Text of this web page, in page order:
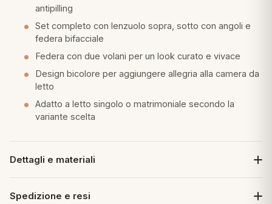
e Pigiami
antipilling
Set completo con lenzuolo sopra, sotto con angoli e
federa bifacciale
Federa con due volani per un look curato e vivace
Design bicolore per aggiungere allegria alla camera da
letto
Adatto a letto singolo o matrimoniale secondo la
variante scelta
Dettagli e materiali
Spedizione e resi